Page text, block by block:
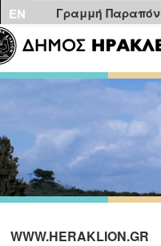
EN Γραμμή
WWW.HERAKLION.GR